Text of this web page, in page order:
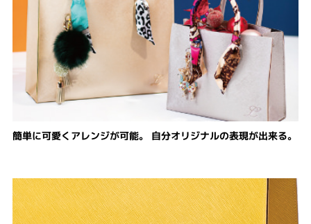
簡単に可愛くアレンジが可能。 自分オリジナルの表現が出来る。